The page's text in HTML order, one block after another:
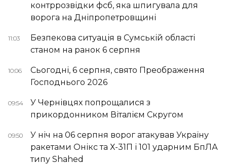
контррозвідки фсб, яка шпигувала для
ворога на Дніпропетровщині
11:03
Безпекова ситуація в Сумській області
станом на ранок 6 серпня
10:06
Сьогодні, 6 серпня, свято Преображення
Господнього 2026
09:54
У Чернівцях попрощалися з
прикордонником Віталієм Скругом
09:50
У ніч на 06 серпня ворог атакував Україну
ракетами Онікс та Х-31П і 101 ударним БпЛА
типу Shahed